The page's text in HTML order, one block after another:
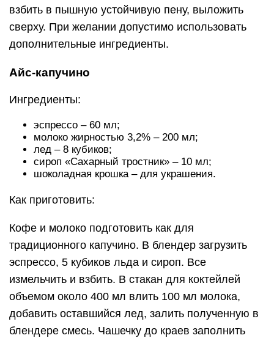
взбить в пышную устойчивую пену, выложить
сверху. При желании допустимо использовать
дополнительные ингредиенты.
Айс-капучино
Ингредиенты:
эспрессо – 60 мл;
молоко жирностью 3,2% – 200 мл;
лед – 8 кубиков;
сироп «Сахарный тростник» – 10 мл;
шоколадная крошка – для украшения.
Как приготовить:
Кофе и молоко подготовить как для
традиционного капучино. В блендер загрузить
эспрессо, 5 кубиков льда и сироп. Все
измельчить и взбить. В стакан для коктейлей
объемом около 400 мл влить 100 мл молока,
добавить оставшийся лед, залить полученную в
блендере смесь. Чашечку до краев заполнить